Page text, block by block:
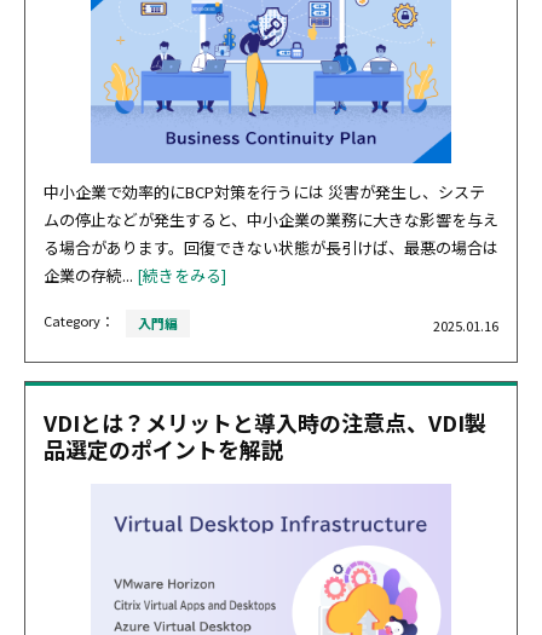
中小企業で効率的にBCP対策を行うには 災害が発生し、システ
ムの停止などが発生すると、中小企業の業務に大きな影響を与え
る場合があります。回復できない状態が長引けば、最悪の場合は
企業の存続... [続きをみる]
Category： 入門編 2025.01.16
VDIとは？メリットと導入時の注意点、VDI製
品選定のポイントを解説